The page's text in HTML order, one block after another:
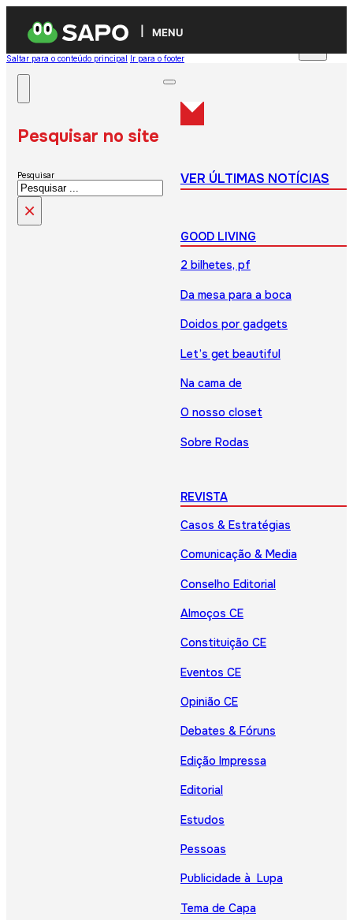
MENU
Saltar para o conteúdo principal Ir para o footer
Pesquisar no site
Pesquisar
×
VER ÚLTIMAS NOTÍCIAS
GOOD LIVING
2 bilhetes, pf
Da mesa para a boca
Doidos por gadgets
Let’s get beautiful
Na cama de
O nosso closet
Sobre Rodas
REVISTA
Casos & Estratégias
Comunicação & Media
Conselho Editorial
Almoços CE
Constituição CE
Eventos CE
Opinião CE
Debates & Fóruns
Edição Impressa
Editorial
Estudos
Pessoas
Publicidade à Lupa
Tema de Capa